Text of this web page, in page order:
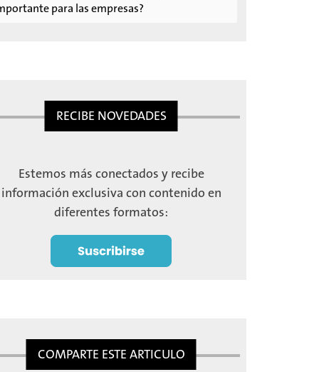
para las empresas?
RECIBE NOVEDADES
Estemos más conectados y recibe
información exclusiva con contenido en
diferentes formatos:
COMPARTE ESTE ARTICULO